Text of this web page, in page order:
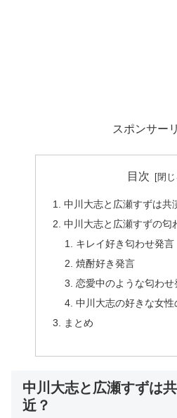
スポンサー
目次
中川大志と広瀬すずは共
中川大志と広瀬すずの匂
キレイ好き匂わせ発言
焼酎好き発言
恋愛中のような匂わせ
中川大志の好きな女性
まとめ
中川大志と広瀬すずは
近？